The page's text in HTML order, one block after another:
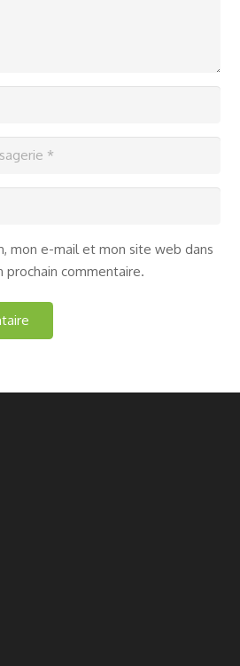
mon e-mail et mon site web dans
commentaire.